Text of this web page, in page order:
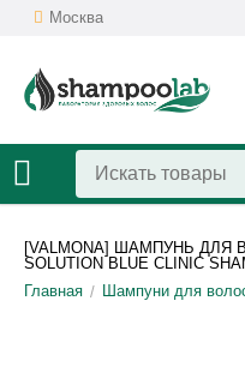
Москва
[VALMONA] ШАМПУНЬ ДЛЯ
SOLUTION BLUE CLINIC
Главная / Шампуни для